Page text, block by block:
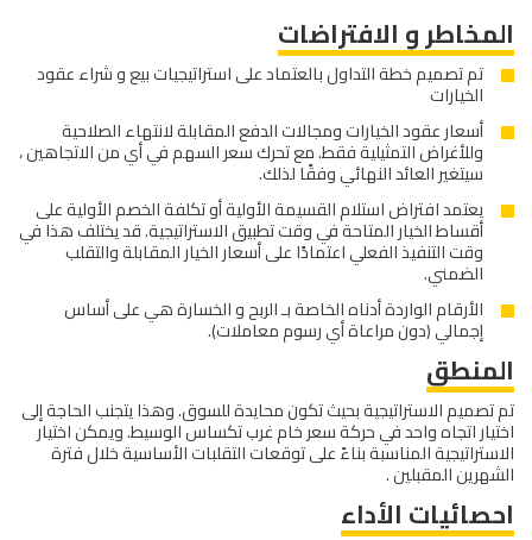
المخاطر و الافتراضات
تم تصميم خطة التداول بالعتماد على استراتيجيات بيع و شراء عقود
الخيارات
أسعار عقود الخيارات ومجالات الدفع المقابلة لانتهاء الصلاحية
وللأغراض التمثيلية فقط. مع تحرك سعر السهم في أي من الاتجاهين ،
سيتغير العائد النهائي وفقًا لذلك.
يعتمد افتراض استلام القسيمة الأولية أو تكلفة الخصم الأولية على
أقساط الخيار المتاحة في وقت تطبيق الاستراتيجية. قد يختلف هذا في
وقت التنفيذ الفعلي اعتمادًا على أسعار الخيار المقابلة والتقلب
الضمني.
الأرقام الواردة أدناه الخاصة بـ الربح و الخسارة هي على أساس
إجمالي (دون مراعاة أي رسوم معاملات).
المنطق
تم تصميم الاستراتيجية بحيث تكون محايدة للسوق. وهذا يتجنب الحاجة إلى
اختيار اتجاه واحد في حركة سعر خام غرب تكساس الوسيط. ويمكن اختيار
الاستراتيجية المناسبة بناءً على توقعات التقلبات الأساسية خلال فترة
الشهرين المقبلين .
احصائيات الأداء